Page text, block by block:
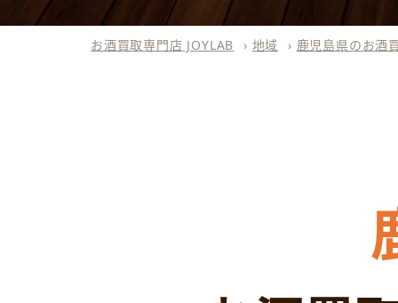
お酒買取専門店 JOYLAB › 地域 › 鹿児島県のお酒